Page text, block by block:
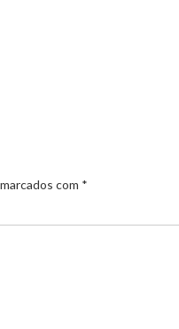
com *